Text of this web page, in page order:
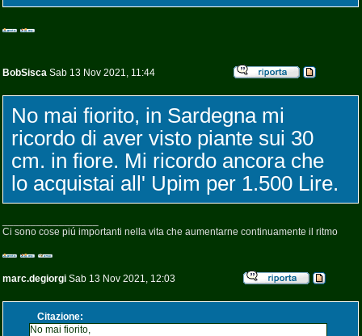
BobSisca Sab 13 Nov 2021, 11:44
No mai fiorito, in Sardegna mi
ricordo di aver visto piante sui 30
cm. in fiore. Mi ricordo ancora che
lo acquistai all' Upim per 1.500 Lire.
Ci sono cose piú importanti nella vita che aumentarne continuamente il ritmo
marc.degiorgi Sab 13 Nov 2021, 12:03
Citazione:
No mai fiorito,